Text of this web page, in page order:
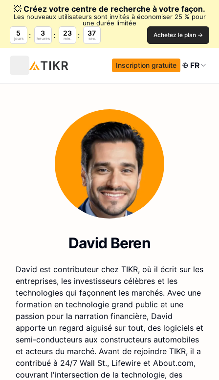
💥 Créez votre centre de recherche à votre façon.
Les nouveaux utilisateurs sont invités à économiser 25 % pour
une durée limitée
5
jours
3
heures
23
min.
36
sec. Achetez le plan →
Inscription gratuite FR
David Beren
David est contributeur chez TIKR, où il écrit sur les
entreprises, les investisseurs célèbres et les
technologies qui façonnent les marchés. Avec une
formation en technologie grand public et une
passion pour la narration financière, David
apporte un regard aiguisé sur tout, des logiciels et
semi-conducteurs aux constructeurs automobiles
et acteurs du marché. Avant de rejoindre TIKR, il a
contribué à 24/7 Wall St., Lifewire et About.com,
couvrant l'intersection de la technologie, des